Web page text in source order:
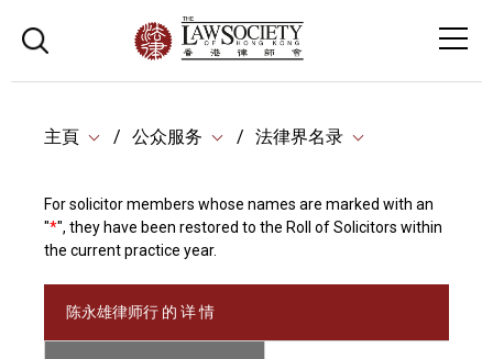
主頁 公众服务 法律界名录
For solicitor members whose names are marked with an
"*", they have been restored to the Roll of Solicitors within
the current practice year.
陈永雄律师行 的 详 情